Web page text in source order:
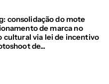
consolidação do mote
de marca no
cultural via lei de incentivo
de...